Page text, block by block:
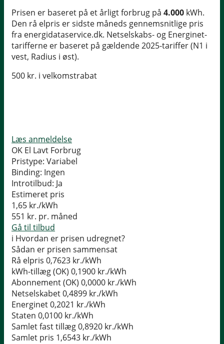
Prisen er baseret på et årligt forbrug på 4.000 kWh.
Den rå elpris er sidste måneds gennemsnitlige pris
fra energidataservice.dk. Netselskabs- og Energinet-
tarifferne er baseret på gældende 2025-tariffer (N1 i
vest, Radius i øst).
500 kr. i velkomstrabat
Læs anmeldelse
OK El Lavt Forbrug
Pristype: Variabel
Binding: Ingen
Introtilbud: Ja
Estimeret pris
1,65 kr./kWh
551 kr. pr. måned
Gå til tilbud
i Hvordan er prisen udregnet?
Sådan er prisen sammensat
Rå elpris 0,7623 kr./kWh
kWh-tillæg (OK) 0,1900 kr./kWh
Abonnement (OK) 0,0000 kr./kWh
Netselskabet0,4899 kr./kWh
Energinet0,2021 kr./kWh
Staten 0,0100 kr./kWh
Samlet fast tillæg0,8920 kr./kWh
Samlet pris 1,6543 kr./kWh